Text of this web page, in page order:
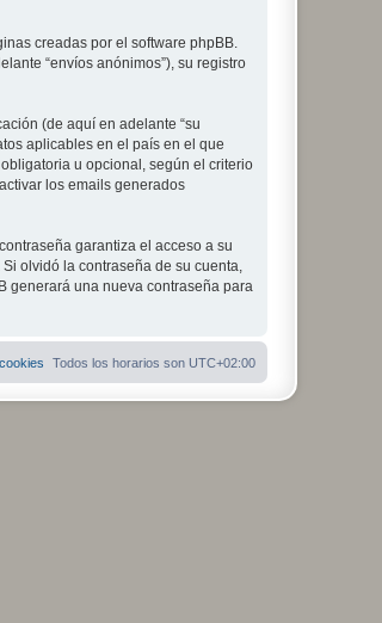
creadas por el software phpBB.
“envíos anónimos”), su registro
(de aquí en adelante “su
aplicables en el país en el que
u opcional, según el criterio
los emails generados
garantiza el acceso a su
olvidó la contraseña de su cuenta,
generará una nueva contraseña para
Todos los horarios son UTC+02:00